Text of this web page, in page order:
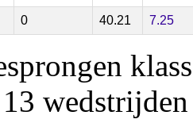
0 40.21 7.25
wedstrijden